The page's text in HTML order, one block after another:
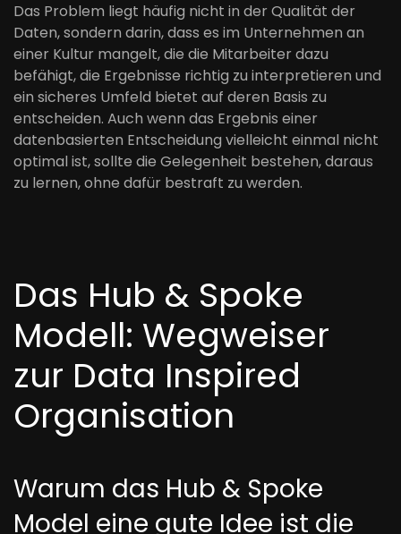
Das Problem liegt häufig nicht in der Qualität der
Daten, sondern darin, dass es im Unternehmen an
einer Kultur mangelt, die die Mitarbeiter dazu
befähigt, die Ergebnisse richtig zu interpretieren und
ein sicheres Umfeld bietet auf deren Basis zu
entscheiden. Auch wenn das Ergebnis einer
datenbasierten Entscheidung vielleicht einmal nicht
optimal ist, sollte die Gelegenheit bestehen, daraus
zu lernen, ohne dafür bestraft zu werden.
Das Hub & Spoke
Modell: Wegweiser
zur Data Inspired
Organisation
Warum das Hub & Spoke
Model eine gute Idee ist die